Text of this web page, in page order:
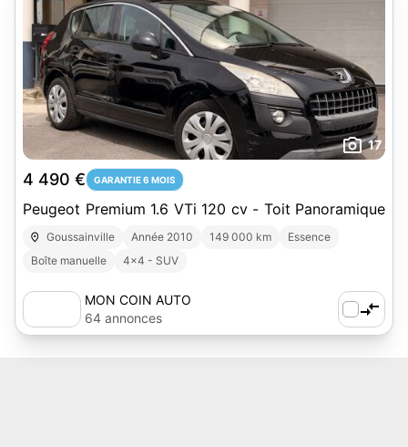
17
4 490 € GARANTIE 6 MOIS
Peugeot Premium 1.6 VTi 120 cv - Toit Panoramique
Goussainville Année 2010 149 000 km
Essence
Boîte manuelle
4x4 - SUV
MON COIN AUTO
64 annonces